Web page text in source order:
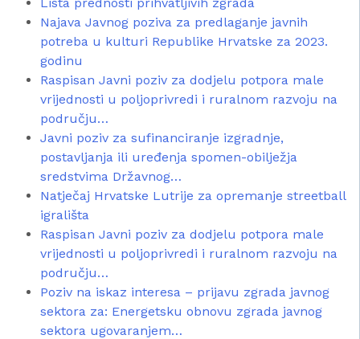
Najava Javnog poziva za predlaganje javnih
potreba u kulturi Republike Hrvatske za 2023.
godinu
Raspisan Javni poziv za dodjelu potpora male
vrijednosti u poljoprivredi i ruralnom razvoju na
području…
Javni poziv za sufinanciranje izgradnje,
postavljanja ili uređenja spomen-obilježja
sredstvima Državnog…
Natječaj Hrvatske Lutrije za opremanje streetball
igrališta
Raspisan Javni poziv za dodjelu potpora male
vrijednosti u poljoprivredi i ruralnom razvoju na
području…
Poziv na iskaz interesa – prijavu zgrada javnog
sektora za: Energetsku obnovu zgrada javnog
sektora ugovaranjem…